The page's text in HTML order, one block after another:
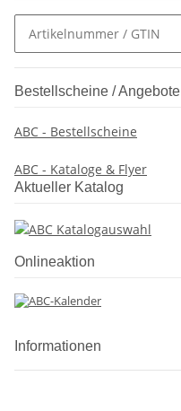
Bestellscheine / Angebote
ABC - Bestellscheine
ABC - Kataloge & Flyer
Aktueller Katalog
Onlineaktion
Informationen